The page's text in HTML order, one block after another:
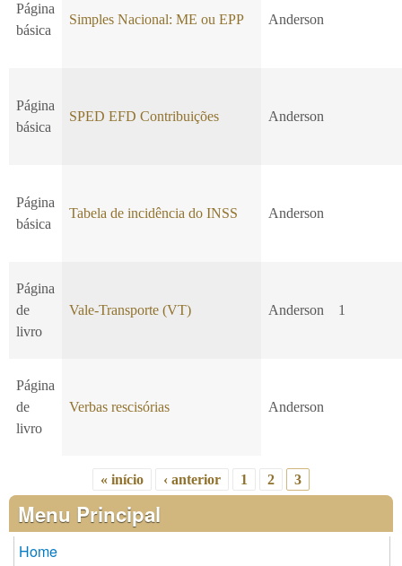
Página
básica
Simples Nacional: ME ou EPP Anderson
Página
básica
SPED EFD Contribuições Anderson
Página
básica
Tabela de incidência do INSS Anderson
Página
de
livro
Vale-Transporte (VT) Anderson 1
Página
de
livro
Verbas rescisórias Anderson
Páginas
« início ‹ anterior 1 2 3
Menu Principal
Home